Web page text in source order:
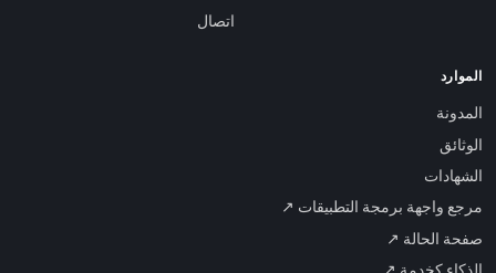
اتصال
الموارد
المدونة
الوثائق
الشهادات
مرجع واجهة برمجة التطبيقات ↗
صفحة الحالة ↗